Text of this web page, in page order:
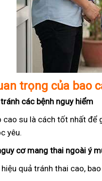
trọng của bao
các bệnh nguy hiểm
cao su là cách tốt nhất để
yêu.
cơ mang thai ngoài ý
quả tránh thai cao,